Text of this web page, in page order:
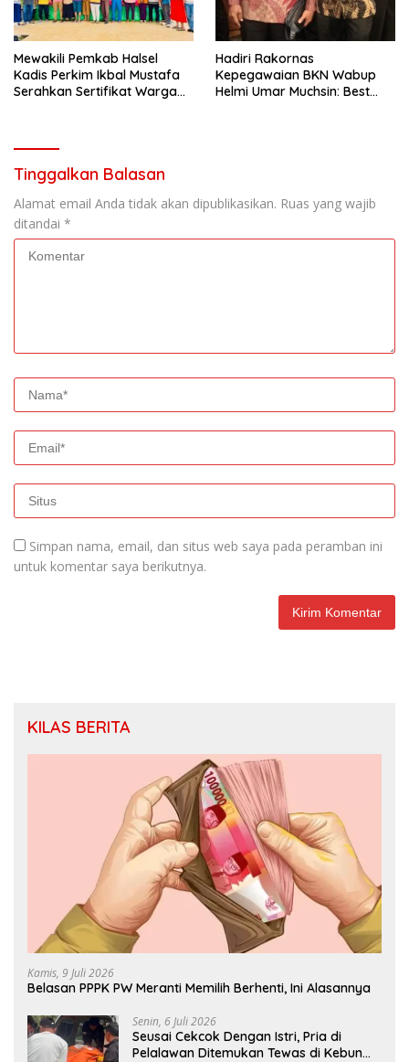
Mewakili Pemkab Halsel
Kadis Perkim Ikbal Mustafa
Serahkan Sertifikat Warga
Hadiri Rakornas
Kepegawaian BKN Wabup
Helmi Umar Muchsin: Best
Tinggalkan Balasan
Alamat email Anda tidak akan dipublikasikan. Ruas yang wajib
ditandai *
Simpan nama, email, dan situs web saya pada peramban ini
untuk komentar saya berikutnya.
KILAS BERITA
Kamis, 9 Juli 2026
Belasan PPPK PW Meranti Memilih Berhenti, Ini Alasannya
Senin, 6 Juli 2026
Seusai Cekcok Dengan Istri, Pria di
Pelalawan Ditemukan Tewas di Kebun